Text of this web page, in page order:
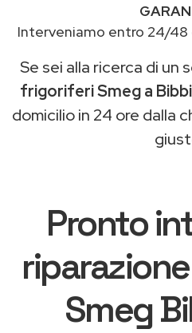
Interveniamo entro 24/48
Se sei alla ricerca di un
frigoriferi Smeg a
domicilio in 24 ore dalla
Pronto
Smeg